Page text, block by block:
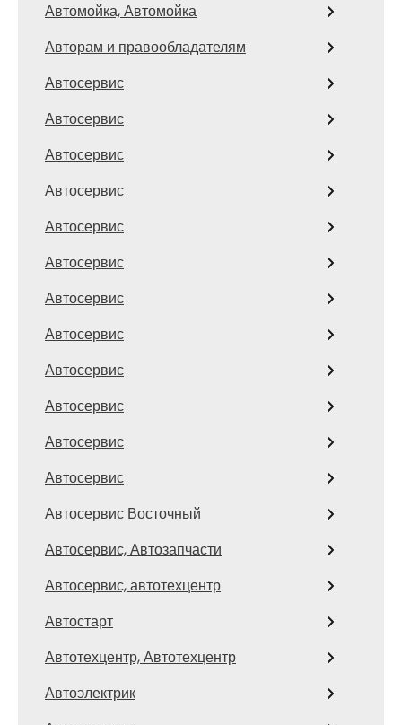
Автомойка, Автомойка
Авторам и правообладателям
Автосервис
Автосервис
Автосервис
Автосервис
Автосервис
Автосервис
Автосервис
Автосервис
Автосервис
Автосервис
Автосервис
Автосервис
Автосервис Восточный
Автосервис, Автозапчасти
Автосервис, автотехцентр
Автостарт
Автотехцентр, Автотехцентр
Автоэлектрик